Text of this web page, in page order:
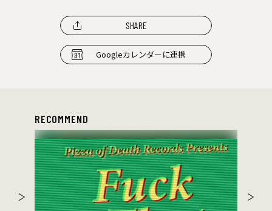
SHARE
Googleカレンダーに連携
RECOMMEND